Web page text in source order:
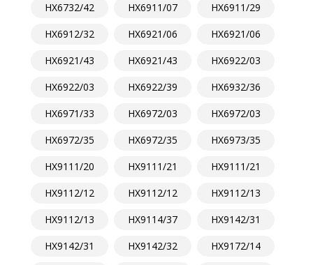
HX6732/42
HX6911/07
HX6911/29
HX6912/32
HX6921/06
HX6921/06
HX6921/43
HX6921/43
HX6922/03
HX6922/03
HX6922/39
HX6932/36
HX6971/33
HX6972/03
HX6972/03
HX6972/35
HX6972/35
HX6973/35
HX9111/20
HX9111/21
HX9111/21
HX9112/12
HX9112/12
HX9112/13
HX9112/13
HX9114/37
HX9142/31
HX9142/31
HX9142/32
HX9172/14